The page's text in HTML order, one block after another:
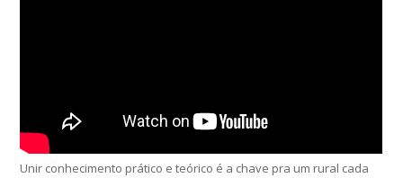
Unir conhecimento prático e teórico é a chave pra um rural cada